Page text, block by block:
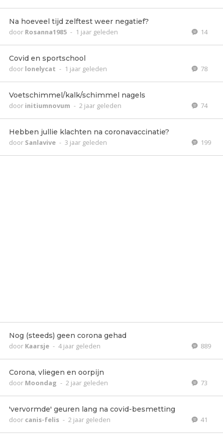
Na hoeveel tijd zelftest weer negatief?
door Rosanna1985 - 1 jaar geleden 14
Covid en sportschool
door lonelycat - 1 jaar geleden 78
Voetschimmel/kalk/schimmel nagels
door initiumnovum - 2 jaar geleden 74
Hebben jullie klachten na coronavaccinatie?
door Sanlavive - 3 jaar geleden 199
Nog (steeds) geen corona gehad
door Kaarsje - 4 jaar geleden 889
Corona, vliegen en oorpijn
door Moondag - 2 jaar geleden 73
'vervormde' geuren lang na covid-besmetting
door canis-felis - 2 jaar geleden 41